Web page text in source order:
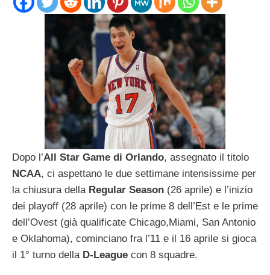
Dopo l’All Star Game di Orlando, assegnato il titolo
NCAA, ci aspettano le due settimane intensissime per
la chiusura dellaRegular Season (26 aprile) e l’inizio
dei playoff (28 aprile) con le prime 8 dell’Est e le prime
dell’Ovest (già qualificate Chicago,Miami, San Antonio
e Oklahoma), cominciano fra l’11 e il 16 aprile si gioca
il 1° turno della D-League con 8 squadre.